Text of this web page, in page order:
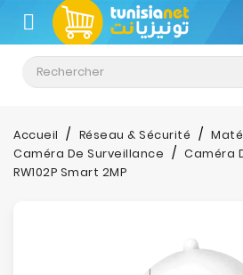
CATÉGORIE
Climatisation
Informatique
Téléphonie
Accueil Réseau & Sécurité
Caméra De Surveillance
Caméra
RW102P Smart 2MP